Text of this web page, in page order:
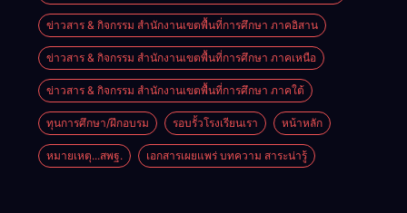
ข่าวสาร & กิจกรรม สำนักงานเขตพื้นที่การศึกษา ภาคอิสาน
ข่าวสาร & กิจกรรม สำนักงานเขตพื้นที่การศึกษา ภาคเหนือ
ข่าวสาร & กิจกรรม สำนักงานเขตพื้นที่การศึกษา ภาคใต้
ทุนการศึกษา/ฝึกอบรม รอบรั้วโรงเรียนเรา หน้าหลัก
หมายเหตุ...สพฐ. เอกสารเผยแพร่ บทความ สาระน่ารู้